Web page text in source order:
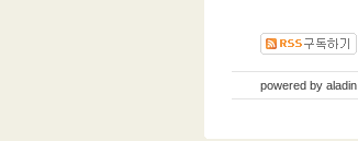
powered by aladin